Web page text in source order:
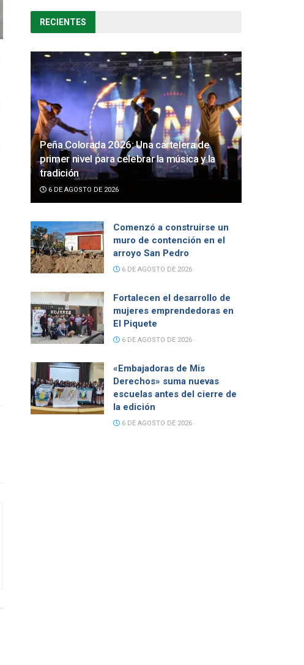
RECIENTES
Peña Colorada 2026: Una cartelera de
primer nivel para celebrar la música y la
tradición
6 DE AGOSTO DE 2026
Comenzó a construirse un
muro de contención en el
arroyo San Pedro
6 DE AGOSTO DE 2026
Fortalecen el desarrollo de
mujeres emprendedoras en
El Piquete
6 DE AGOSTO DE 2026
«Embajadoras de Mis
Derechos» suma nuevas
escuelas antes del cierre de
la edición
6 DE AGOSTO DE 2026